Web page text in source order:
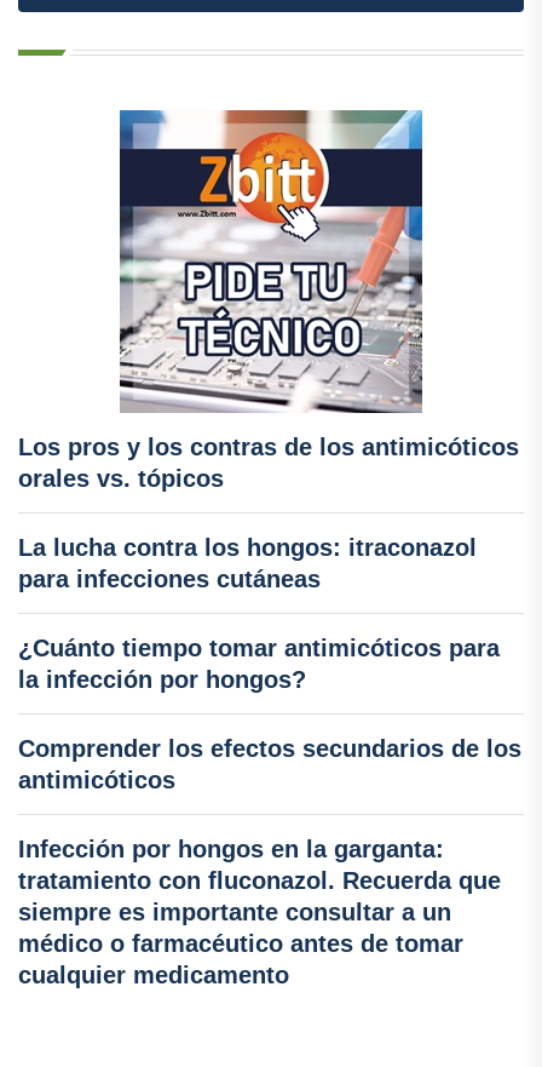
Los pros y los contras de los antimicóticos
orales vs. tópicos
La lucha contra los hongos: itraconazol
para infecciones cutáneas
¿Cuánto tiempo tomar antimicóticos para
la infección por hongos?
Comprender los efectos secundarios de los
antimicóticos
Infección por hongos en la garganta:
tratamiento con fluconazol. Recuerda que
siempre es importante consultar a un
médico o farmacéutico antes de tomar
cualquier medicamento